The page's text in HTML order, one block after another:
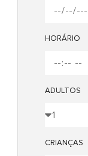
HORÁRIO
ADULTOS
CRIANÇAS